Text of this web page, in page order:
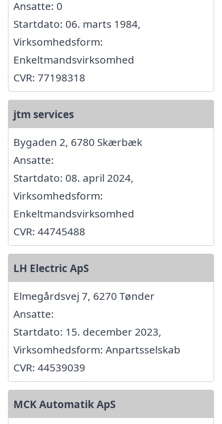
Ansatte: 0
Startdato: 06. marts 1984,
Virksomhedsform:
Enkeltmandsvirksomhed
CVR: 77198318
jtm services
Bygaden 2, 6780 Skærbæk
Ansatte:
Startdato: 08. april 2024,
Virksomhedsform:
Enkeltmandsvirksomhed
CVR: 44745488
LH Electric ApS
Elmegårdsvej 7, 6270 Tønder
Ansatte:
Startdato: 15. december 2023,
Virksomhedsform: Anpartsselskab
CVR: 44539039
MCK Automatik ApS